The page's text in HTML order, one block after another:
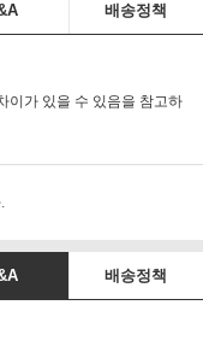
배송정책
이가 있을 수 있음을 참고하
배송정책